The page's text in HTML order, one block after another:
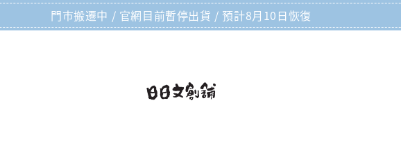
門市搬遷中 / 官網目前暫停出貨 / 預計8月10日恢復